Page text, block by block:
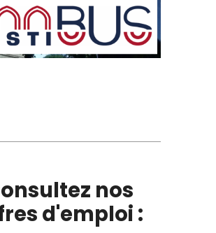
nos
d'emploi :